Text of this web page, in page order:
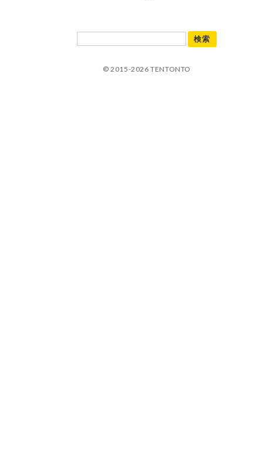
© 2015-2026 TENTONTO